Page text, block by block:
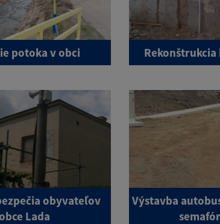
potoka v obci Rekonštrukcia
obyvateľov
Lada
Výstavba